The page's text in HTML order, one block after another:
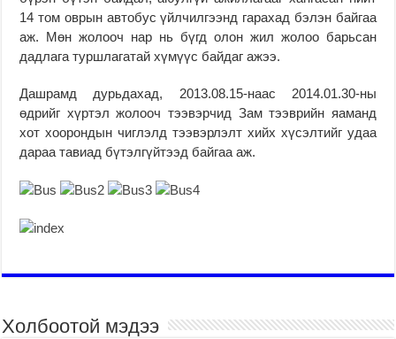
14 том оврын автобус үйлчилгээнд гарахад бэлэн байгаа
аж. Мөн жолооч нар нь бүгд олон жил жолоо барьсан
дадлага туршлагатай хүмүүс байдаг ажээ.
Дашрамд дурьдахад, 2013.08.15-наас 2014.01.30-ны
өдрийг хүртэл жолооч тээвэрчид Зам тээврийн яаманд
хот хоорондын чиглэлд тээвэрлэлт хийх хүсэлтийг удаа
дараа тавиад бүтэлгүйтээд байгаа аж.
Холбоотой мэдээ